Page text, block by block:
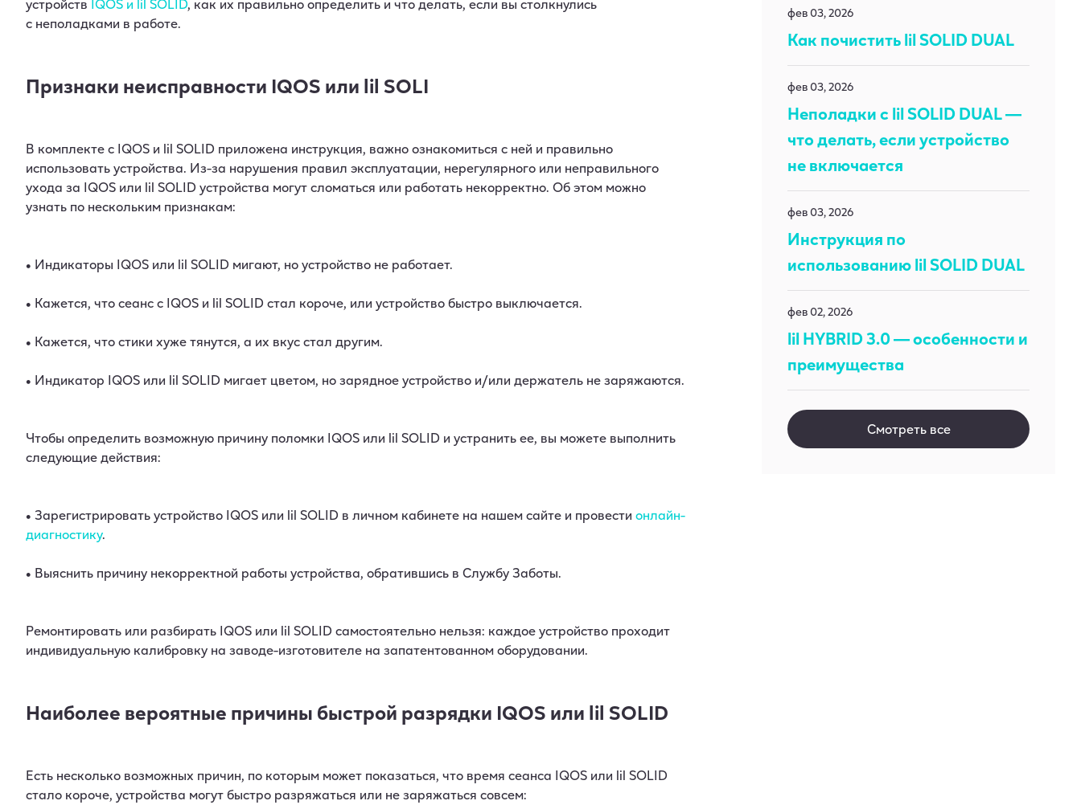
с неполадками в работе.
Признаки неисправности IQOS или lil SOLI
В комплекте с IQOS и lil SOLID приложена инструкция, важно ознакомиться с ней и правильно
использовать устройства. Из-за нарушения правил эксплуатации, нерегулярного или неправильного
ухода за IQOS или lil SOLID устройства могут сломаться или работать некорректно. Об этом можно
узнать по нескольким признакам:
• Индикаторы IQOS или lil SOLID мигают, но устройство не работает.
• Кажется, что сеанс с IQOS и lil SOLID стал короче, или устройство быстро выключается.
• Кажется, что стики хуже тянутся, а их вкус стал другим.
• Индикатор IQOS или lil SOLID мигает цветом, но зарядное устройство и/или держатель не заряжаются.
Чтобы определить возможную причину поломки IQOS или lil SOLID и устранить ее, вы можете выполнить
следующие действия:
• Зарегистрировать устройство IQOS или lil SOLID в личном кабинете на нашем сайте и провести онлайн-
диагностику.
• Выяснить причину некорректной работы устройства, обратившись в Службу Заботы.
Ремонтировать или разбирать IQOS или lil SOLID самостоятельно нельзя: каждое устройство проходит
индивидуальную калибровку на заводе-изготовителе на запатентованном оборудовании.
Наиболее вероятные причины быстрой разрядки IQOS или lil SOLID
Есть несколько возможных причин, по которым может показаться, что время сеанса IQOS или lil SOLID
стало короче, устройства могут быстро разряжаться или не заряжаться совсем:
фев 03, 2026
Как почистить lil SOLID DUAL
фев 03, 2026
Неполадки с lil SOLID DUAL —
что делать, если устройство
не включается
фев 03, 2026
Инструкция по
использованию lil SOLID DUAL
фев 02, 2026
lil HYBRID 3.0 — особенности и
преимущества
Смотреть все